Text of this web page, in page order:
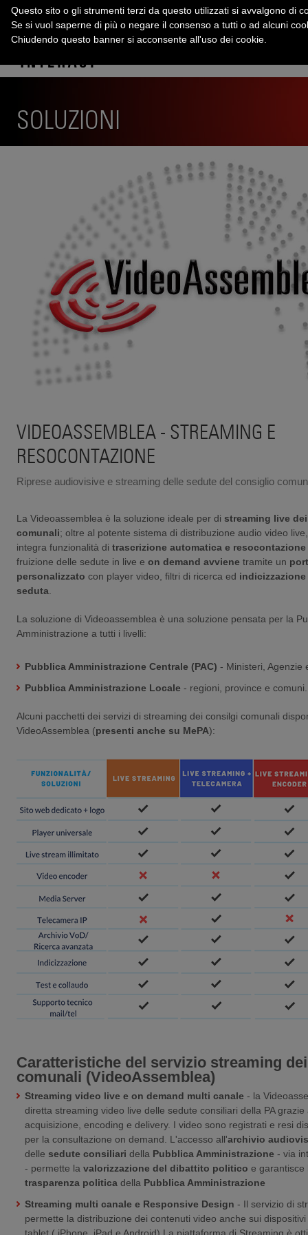
SOLUZIONI
VIDEOASSEMBLEA - STREAMING E
RESOCONTAZIONE
Riprese audiovisive e streaming delle sedute del consiglio
La Videoassemblea è la soluzione ideale per di streaming live
comunali; oltre al potente sistema di distribuzione audio video
integra funzionalità di trascrizione automatica e
fruizione delle sedute in live e on demand avviene tramite un
personalizzato con player video, filtri di ricerca ed
seduta
La soluzione di Videoassemblea è una soluzione pensata per la
Amministrazione a tutti i livelli:
Pubblica Amministrazione Centrale (PAC) - Ministeri, Agenzie
Pubblica Amministrazione Locale - regioni, province e comuni.
Alcuni pacchetti dei servizi di streaming dei consilgi comunali
VideoAssemblea (presenti anche su MePA):
Caratteristiche del servizio streaming
comunali (VideoAssemblea)
Streaming video live e on demand multi canale - la
diretta streaming video live delle sedute consiliari della PA
acquisizione, encoding e delivery. I video sono registrati e resi
per la consultazione on demand. L'accesso all'archivio
delle sedute consiliari della Pubblica Amministrazione - via
- permette la valorizzazione del dibattito politico e garantisce
trasparenza politica della Pubblica Amministrazione
Streaming multi canale e Responsive Design - Il servizio di
permette la distribuzione dei contenuti video anche sui
Questo sito o gli strumenti terzi da questo utilizzati si avvalgono di
Se si vuol saperne di più o negare il consenso a tutti o ad alcuni
Chiudendo questo banner si acconsente all'uso dei cookie.